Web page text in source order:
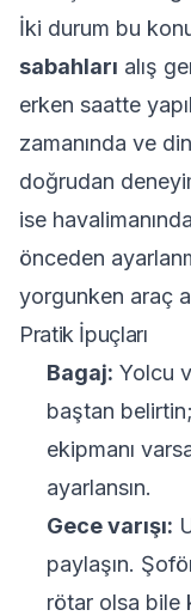
İki durum bu
sabahları alış
erken saatte
zamanında ve
doğrudan
ise
önceden
yorgunken araç
Pratik İpuçları
Bagaj: Yolcu
baştan
ekipmanı
ayarlansın.
Gece varışı:
paylaşın.
rötar olsa bile